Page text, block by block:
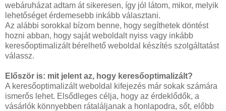
webáruházat adtam át sikeresen, így jól látom, mikor, melyik
lehetőséget érdemesebb inkább választani.
Az alábbi sorokkal bízom benne, hogy segíthetek döntést
hozni abban, hogy saját weboldalt nyiss vagy inkább
keresőoptimalizált bérelhető weboldal készítés szolgáltatást
válassz.
Először is: mit jelent az, hogy keresőoptimalizált?
A keresőoptimalizált weboldal kifejezés már sokak számára
ismerős lehet. Elsődleges célja, hogy az érdeklődők, a
vásárlók könnyebben rátaláljanak a honlapodra, sőt, előbb